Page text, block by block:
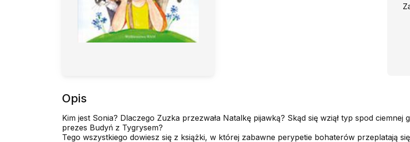
Opis
Kim jest Sonia? Dlaczego Zuzka przezwała Natalkę pijawką? Skąd się wziął typ spod
prezes Budyń z Tygrysem?
Tego wszystkiego dowiesz się z książki, w której zabawne perypetie bohaterów przeplatają